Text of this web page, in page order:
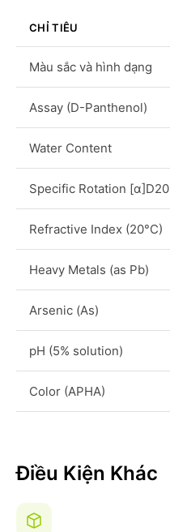
CHỈ TIÊU
Màu sắc và hình dạng
Assay (D-Panthenol)
Water Content
Specific Rotation [α]D20
Refractive Index (20°C)
Heavy Metals (as Pb)
Arsenic (As)
pH (5% solution)
Color (APHA)
Điều Kiện Khác